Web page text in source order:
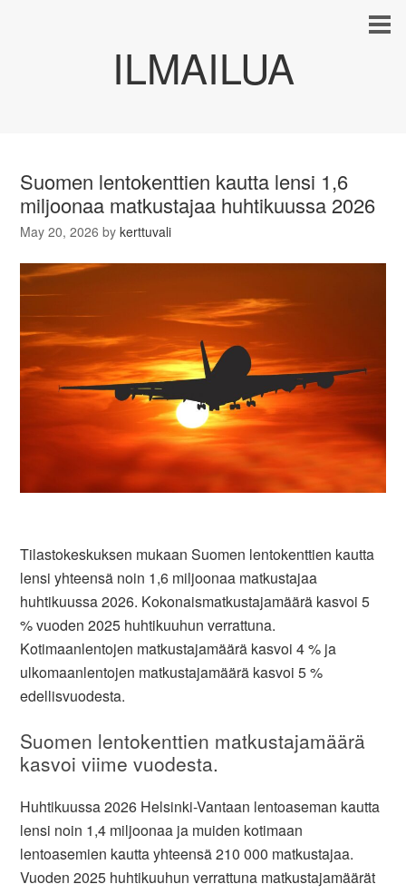
ILMAILUA
Suomen lentokenttien kautta lensi 1,6
miljoonaa matkustajaa huhtikuussa 2026
May 20, 2026 bykerttuvali
Tilastokeskuksen mukaan Suomen lentokenttien kautta
lensi yhteensä noin 1,6 miljoonaa matkustajaa
huhtikuussa 2026. Kokonaismatkustajamäärä kasvoi 5
% vuoden 2025 huhtikuuhun verrattuna.
Kotimaanlentojen matkustajamäärä kasvoi 4 % ja
ulkomaanlentojen matkustajamäärä kasvoi 5 %
edellisvuodesta.
Suomen lentokenttien matkustajamäärä
kasvoi viime vuodesta.
Huhtikuussa 2026 Helsinki-Vantaan lentoaseman kautta
lensi noin 1,4 miljoonaa ja muiden kotimaan
lentoasemien kautta yhteensä 210 000 matkustajaa.
Vuoden 2025 huhtikuuhun verrattuna matkustajamäärät